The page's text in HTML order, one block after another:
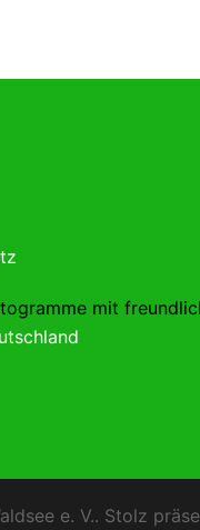
mit
e. V.. Stolz